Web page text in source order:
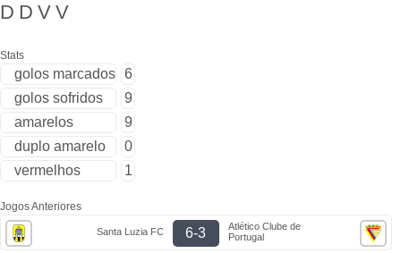
D D V V
Stats
golos marcados 6
golos sofridos
9
amarelos
9
duplo amarelo
0
vermelhos
1
Jogos Anteriores
Santa Luzia FC 6-3
Atlético Clube de
Portugal